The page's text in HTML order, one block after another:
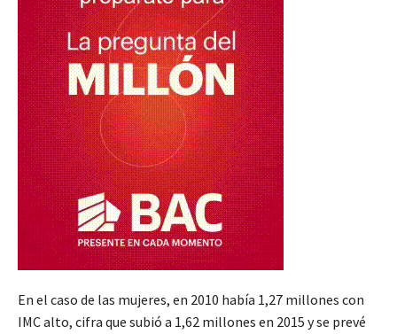
En el caso de las mujeres, en 2010 había 1,27 millones con
IMC alto, cifra que subió a 1,62 millones en 2015 y se prevé